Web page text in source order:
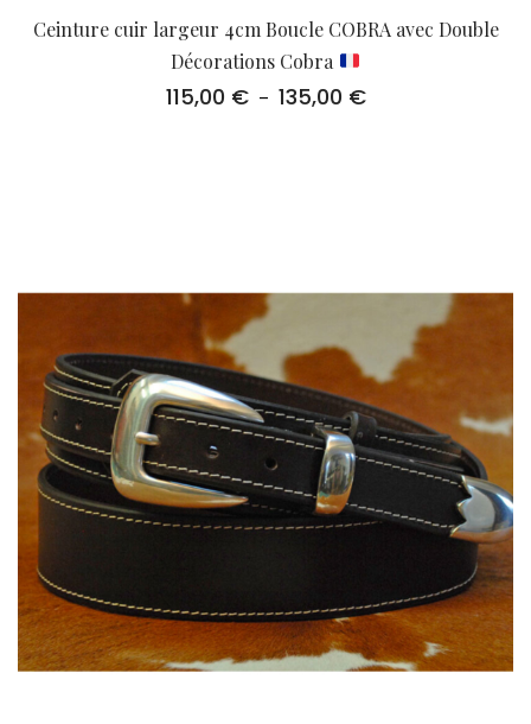
Ceinture cuir largeur 4cm Boucle COBRA avec Double
Décorations Cobra
115,00 € – 135,00 €Plage